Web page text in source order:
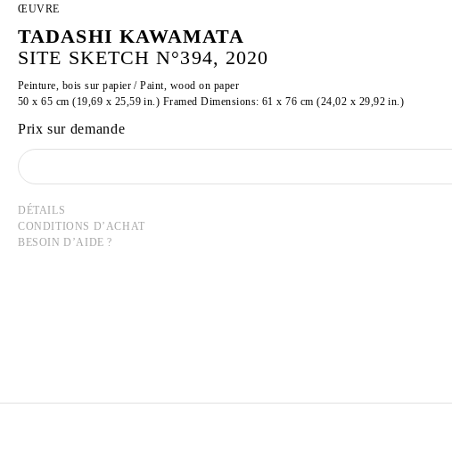
ŒUVRE
TADASHI KAWAMATA
SITE SKETCH N°394, 2020
Peinture, bois sur papier / Paint, wood on paper
50 x 65 cm (19,69 x 25,59 in.) Framed Dimensions: 61 x 76 cm (24,02 x 29,92 in.)
Prix sur demande
DÉTAILS
CONDITIONS D’ACHAT
BESOIN D’AIDE ?